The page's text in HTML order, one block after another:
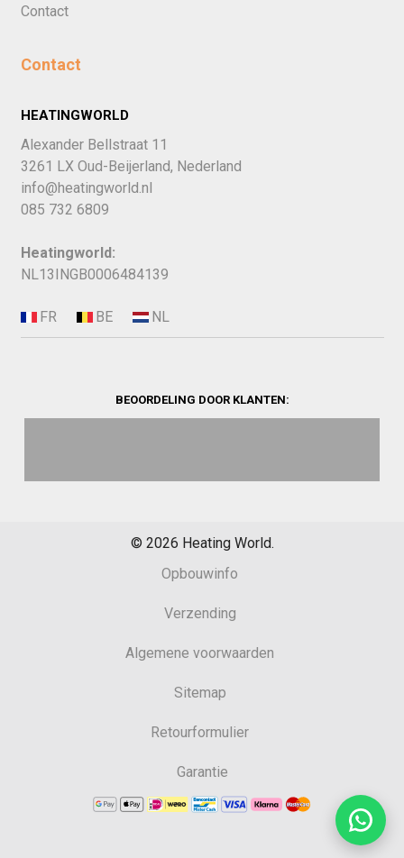
Contact
Contact
HEATINGWORLD
Alexander Bellstraat 11
3261 LX Oud-Beijerland, Nederland
info@heatingworld.nl
085 732 6809
Heatingworld:
NL13INGB0006484139
BEOORDELING DOOR KLANTEN:
© 2026 Heating World.
Opbouwinfo
Verzending
Algemene voorwaarden
Sitemap
Retourformulier
Garantie